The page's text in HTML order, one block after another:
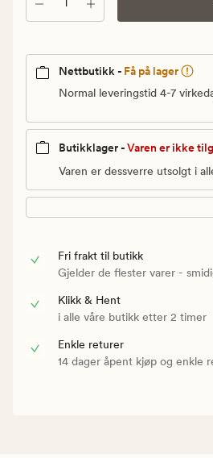
kr.
Vanlig
1
999,90
Nettbutikk - Få på lager
Normal leveringstid 4-7
Butikklager -Varen er ikke
Varen er dessverre utsolgt i
Fri frakt til butikk
Gjelder de flester varer -
Klikk & Hent
i alle våre butikk etter 2 timer
Enkle returer
14 dager åpent kjøp og enkle